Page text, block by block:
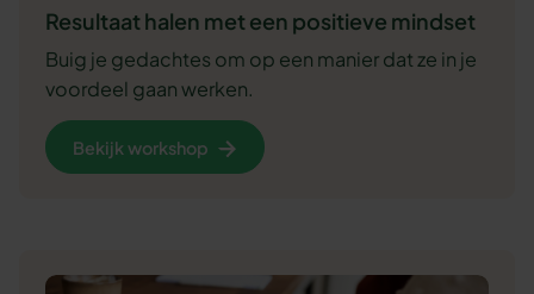
Resultaat halen met een positieve mindset
Buig je gedachtes om op een manier dat ze in je
voordeel gaan werken.
Bekijk workshop